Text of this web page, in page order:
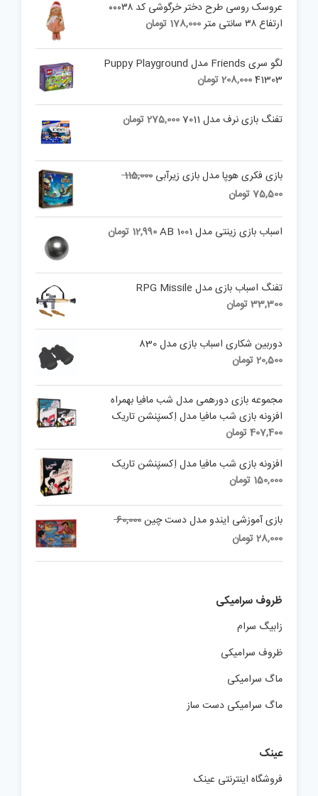
عروسک روسی طرح دختر خرگوشی کد ۰۰۰۳۸
ارتفاع ۳۸ سانتی متر
178,000 تومان
لگو سری Friends مدل Puppy Playground
41303
208,000تومان
تفنگ بازی نرف مدل 7011 275,000تومان
بازی فکری هوپا مدل بازی زیرآبی 115,000
Original
115,000 تومان.
75,500تومان
75,500 تومان.
اسباب بازی زینتی مدل AB 1001 12,990 تومان
تفنگ اسباب بازی مدل RPG Missile
33,300تومان
دوربین شکاری اسباب بازی مدل 830
20,500تومان
مجموعه بازی دورهمی مدل شب مافیا بهمراه
افزونه بازی شب مافیا مدل اِکسپَنشن تاریک
407,400تومان
افزونه بازی شب مافیا مدل اِکسپَنشن تاریک
150,000 تومان
بازی آموزشی ایندو مدل دست چین60,000
Original
28,000تومان
ظروف سرامیکی
زابیگ سرام
ظروف سرامیکی
ماگ سرامیکی
ماگ سرامیکی دست ساز
عینک
فروشگاه اینترنتی عینک